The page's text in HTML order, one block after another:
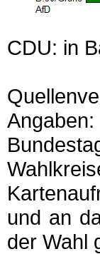
CDU: in
und an
der Wahl